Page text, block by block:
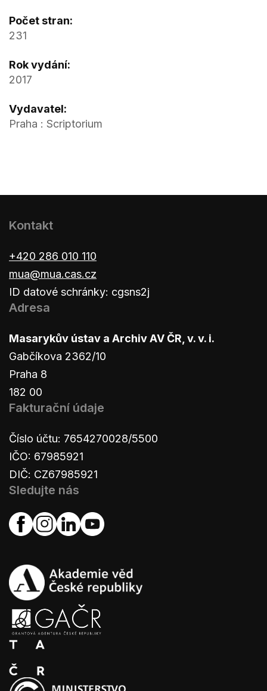
Počet stran:
231
Rok vydání:
2017
Vydavatel:
Praha : Scriptorium
Kontakt
+420 286 010 110
mua@mua.cas.cz
ID datové schránky: cgsns2j
Adresa
Masarykův ústav a Archiv AV ČR, v. v. i.
Gabčíkova 2362/10
Praha 8
182 00
Fakturační údaje
Číslo účtu: 7654270028/5500
IČO: 67985921
DIČ: CZ67985921
Sledujte nás